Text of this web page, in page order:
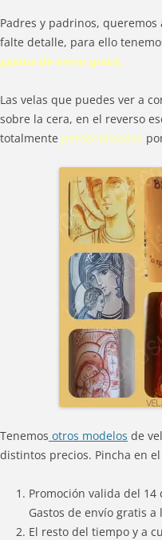
Padres y padrinos,
falte detalle, para ello
gastos de envío gratis.
Las velas que puedes ver a
sobre la cera, en el reverso
totalmente personalizadas
Tenemos otros modelos de
distintos precios. Pincha en
Promoción valida del 14
Gastos de envío gratis a
El resto del tiempo y a